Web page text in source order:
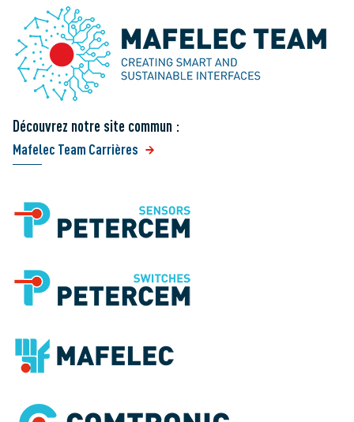
Découvrez notre site commun :
Mafelec Team Carrières